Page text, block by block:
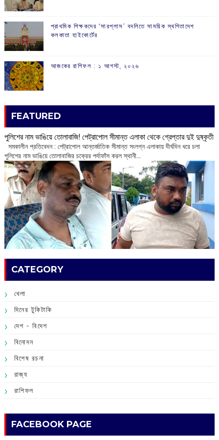
প্রাথমিক শিক্ষকদের ‘সারপ্লাস’ বদলিতে সাময়িক স্থগিতাদেশ
কলকাতা হাইকোর্টের
আজকের রাশিফল :‌ ‌‌১ আগস্ট, ২০২৬
FEATURED
পুলিশের নাম ভাঙিয়ে তোলাবাজি! পেট্রাপোল সীমান্ত এলাকা থেকে গ্রেপ্তার দুই দুষ্কৃতী
সমকালীন প্রতিবেদন : পেট্রাপোল আন্তর্জাতিক সীমান্ত সংলগ্ন এলাকায় দীর্ঘদিন ধরে চলা
পুলিশের নাম ভাঙিয়ে তোলাবাজির চক্রের পর্দাফাঁস করল স্থানী...
CATEGORY
খেলা
দিনের টুকিটাকি
দেশ - বিদেশ
বিনোদন
বিশেষ রচনা
রাজ্য
রাশিফল
FACEBOOK PAGE